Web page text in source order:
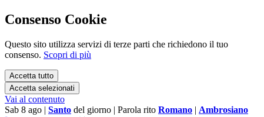
Consenso Cookie
Questo sito utilizza servizi di terze parti che richiedono il tuo
consenso. Scopri di più
Accetta tutto
Accetta selezionati
Vai al contenuto
Sab 8 ago | Santo del giorno | Parola rito Romano | Ambrosiano